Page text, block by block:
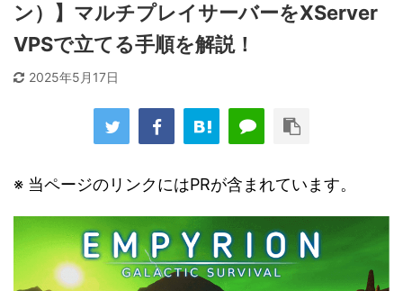
ン）】マルチプレイサーバーをXServer
VPSで立てる手順を解説！
2025年5月17日
※ 当ページのリンクにはPRが含まれています。